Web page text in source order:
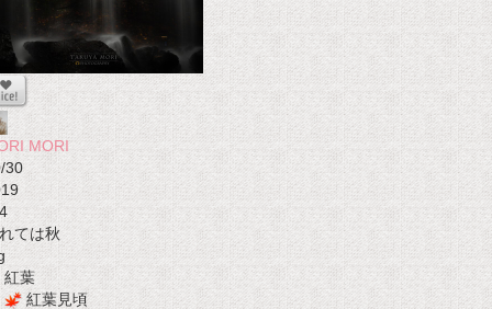
MORI
30
4
ては秋
紅葉
紅葉見頃